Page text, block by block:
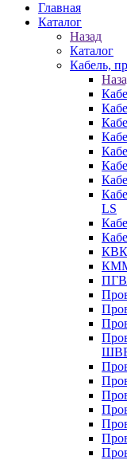
Главная
Каталог
Назад
Каталог
Кабель,
LS